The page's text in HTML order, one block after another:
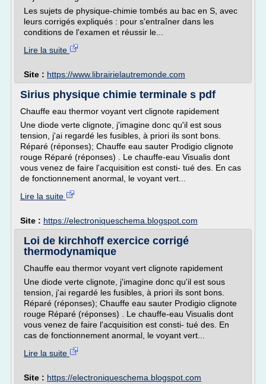
Les sujets de physique-chimie tombés au bac en S, avec
leurs corrigés expliqués : pour s'entraîner dans les
conditions de l'examen et réussir le...
Lire la suite
Site : https://www.librairielautremonde.com
Sirius physique chimie terminale s pdf
Chauffe eau thermor voyant vert clignote rapidement
Une diode verte clignote, j'imagine donc qu'il est sous
tension, j'ai regardé les fusibles, à priori ils sont bons.
Réparé (réponses); Chauffe eau sauter Prodigio clignote
rouge Réparé (réponses) . Le chauffe-eau Visualis dont
vous venez de faire l'acquisition est consti- tué des. En cas
de fonctionnement anormal, le voyant vert...
Lire la suite
Site : https://electroniqueschema.blogspot.com
Loi de kirchhoff exercice corrigé
thermodynamique
Chauffe eau thermor voyant vert clignote rapidement
Une diode verte clignote, j'imagine donc qu'il est sous
tension, j'ai regardé les fusibles, à priori ils sont bons.
Réparé (réponses); Chauffe eau sauter Prodigio clignote
rouge Réparé (réponses) . Le chauffe-eau Visualis dont
vous venez de faire l'acquisition est consti- tué des. En
cas de fonctionnement anormal, le voyant vert...
Lire la suite
Site : https://electroniqueschema.blogspot.com